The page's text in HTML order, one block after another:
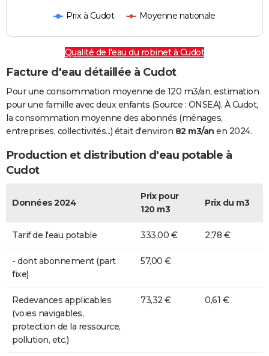
Prix à Cudot Moyenne nationale
Qualité de l'eau du robinet à Cudot
Facture d'eau détaillée à Cudot
Pour une consommation moyenne de 120 m3/an, estimation
pour une famille avec deux enfants (Source : ONSEA). À Cudot,
la consommation moyenne des abonnés (ménages,
entreprises, collectivités...) était d'environ 82 m3/an en 2024.
Production et distribution d'eau potable à
Cudot
Données 2024
Prix pour
120 m3
Prix du m3
Tarif de l'eau potable 333,00 € 2,78 €
- dont abonnement (part
fixe)
57,00 €
Redevances applicables
(voies navigables,
protection de la ressource,
pollution, etc.)
73,32 € 0,61 €